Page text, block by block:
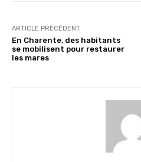
ARTICLE PRÉCÉDENT
En Charente, des habitants
se mobilisent pour restaurer
les mares